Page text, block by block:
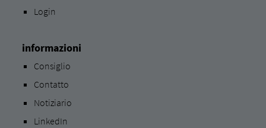
Login
informazioni
Consiglio
Contatto
Notiziario
LinkedIn